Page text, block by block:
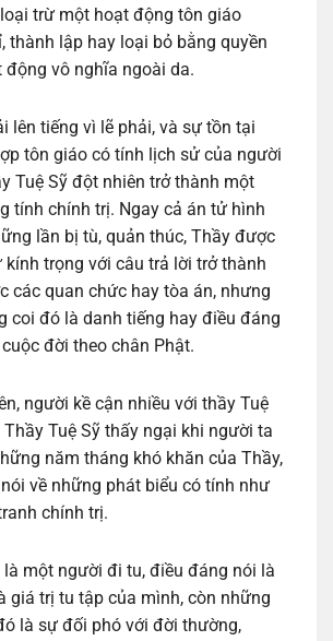
trừ một hoạt động tôn giáo
thành lập hay loại bỏ bằng quyền
động vô nghĩa ngoài da.
lên tiếng vì lẽ phải, và sự tồn tại
tôn giáo có tính lịch sử của người
Tuệ Sỹ đột nhiên trở thành một
tính chính trị. Ngay cả án tử hình
lần bị tù, quản thúc, Thầy được
kính trọng với câu trả lời trở thành
các quan chức hay tòa án, nhưng
coi đó là danh tiếng hay điều đáng
đời theo chân Phật.
người kề cận nhiều với thầy Tuệ
Thầy Tuệ Sỹ thấy ngại khi người ta
năm tháng khó khăn của Thầy,
về những phát biểu có tính như
chính trị.
là một người đi tu, điều đáng nói là
giá trị tu tập của mình, còn những
là sự đối phó với đời thường,